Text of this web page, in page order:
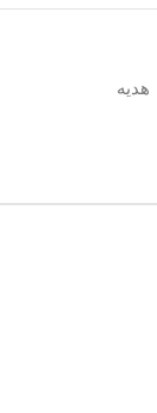
هدیه